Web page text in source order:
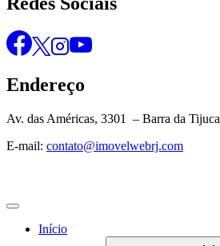
Endereço
Av. das Américas, 3301 – Barra da
E-mail: contato@imovelwebrj.com
Início